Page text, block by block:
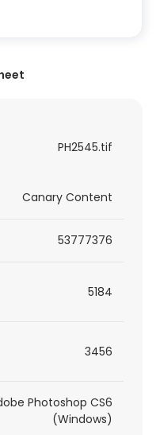
PH2545.tif
Canary Content
53777376
5184
3456
Photoshop CS6
(Windows)